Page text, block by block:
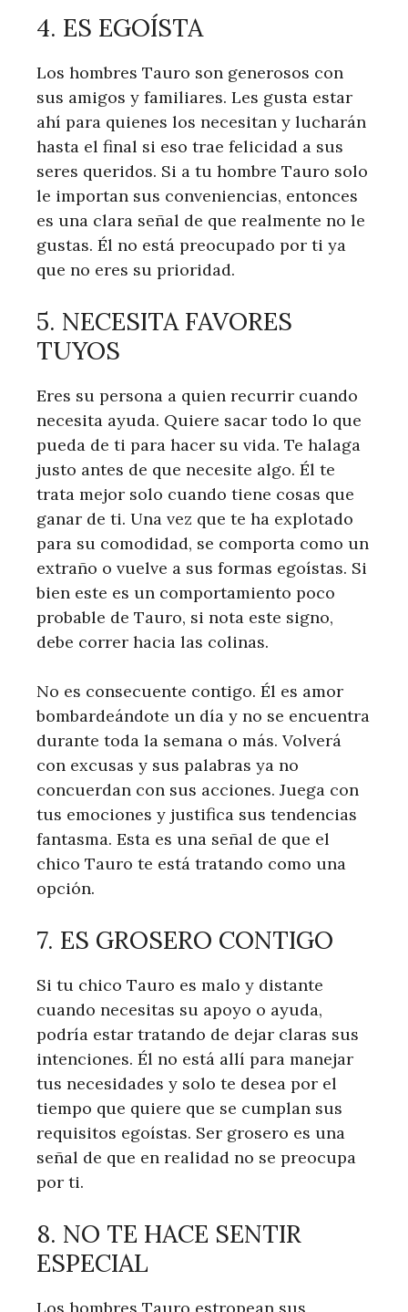
4. ES EGOÍSTA
Los hombres Tauro son generosos con
sus amigos y familiares. Les gusta estar
ahí para quienes los necesitan y lucharán
hasta el final si eso trae felicidad a sus
seres queridos. Si a tu hombre Tauro solo
le importan sus conveniencias, entonces
es una clara señal de que realmente no le
gustas. Él no está preocupado por ti ya
que no eres su prioridad.
5. NECESITA FAVORES
TUYOS
Eres su persona a quien recurrir cuando
necesita ayuda. Quiere sacar todo lo que
pueda de ti para hacer su vida. Te halaga
justo antes de que necesite algo. Él te
trata mejor solo cuando tiene cosas que
ganar de ti. Una vez que te ha explotado
para su comodidad, se comporta como un
extraño o vuelve a sus formas egoístas. Si
bien este es un comportamiento poco
probable de Tauro, si nota este signo,
debe correr hacia las colinas.
No es consecuente contigo. Él es amor
bombardeándote un día y no se encuentra
durante toda la semana o más. Volverá
con excusas y sus palabras ya no
concuerdan con sus acciones. Juega con
tus emociones y justifica sus tendencias
fantasma. Esta es una señal de que el
chico Tauro te está tratando como una
opción.
7. ES GROSERO CONTIGO
Si tu chico Tauro es malo y distante
cuando necesitas su apoyo o ayuda,
podría estar tratando de dejar claras sus
intenciones. Él no está allí para manejar
tus necesidades y solo te desea por el
tiempo que quiere que se cumplan sus
requisitos egoístas. Ser grosero es una
señal de que en realidad no se preocupa
por ti.
8. NO TE HACE SENTIR
ESPECIAL
Los hombres Tauro estropean sus